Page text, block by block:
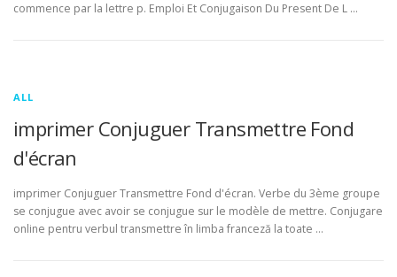
commence par la lettre p. Emploi Et Conjugaison Du Present De L …
ALL
imprimer Conjuguer Transmettre Fond
d'écran
imprimer Conjuguer Transmettre Fond d'écran. Verbe du 3ème groupe
se conjugue avec avoir se conjugue sur le modèle de mettre. Conjugare
online pentru verbul transmettre în limba franceză la toate …